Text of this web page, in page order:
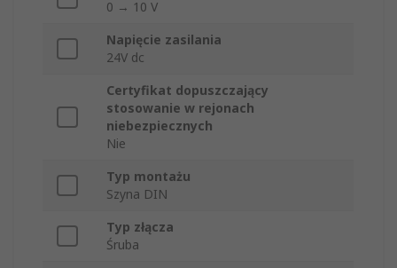
0 → 10 V
Napięcie zasilania
24V dc
Certyfikat dopuszczający
stosowanie w rejonach
niebezpiecznych
Nie
Typ montażu
Szyna DIN
Typ złącza
Śruba